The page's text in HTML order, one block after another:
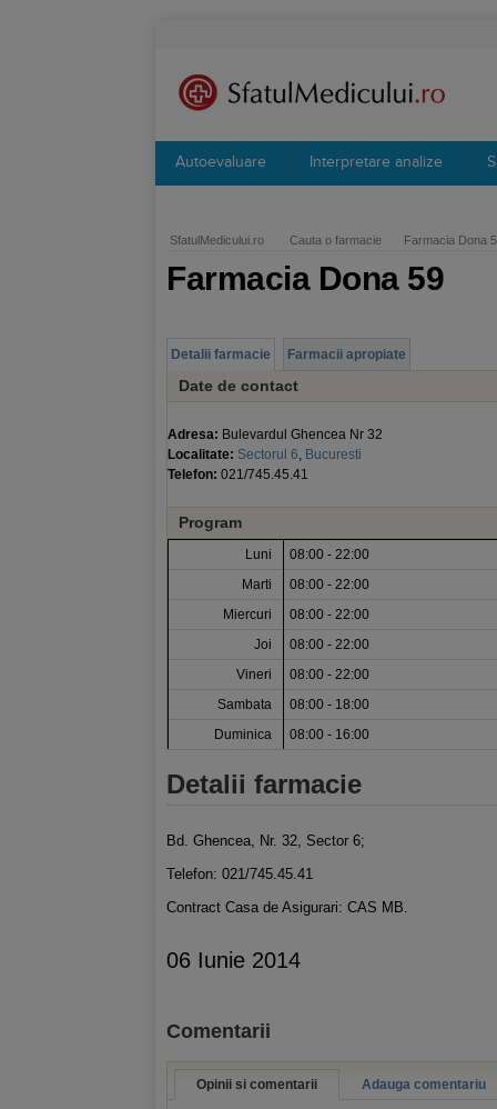
Autoevaluare Interpretare analize
SfatulMedicului.ro Cauta o farmacie Farmacia Dona
Farmacia Dona 59
Detalii farmacie Farmacii apropiate
Date de contact
Adresa: Bulevardul Ghencea Nr 32
Localitate: Sectorul 6, Bucuresti
Telefon: 021/745.45.41
Program
Luni
08:00 - 22:00
Marti
08:00 - 22:00
Miercuri
08:00 - 22:00
Joi
08:00 - 22:00
Vineri
08:00 - 22:00
Sambata
08:00 - 18:00
Duminica
08:00 - 16:00
Detalii farmacie
Bd. Ghencea, Nr. 32, Sector 6;
Telefon: 021/745.45.41
Contract Casa de Asigurari: CAS MB.
06 Iunie 2014
Comentarii
Opinii si comentarii Adauga comentariu